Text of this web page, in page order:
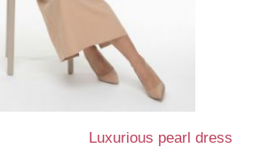
Luxurious pearl dress